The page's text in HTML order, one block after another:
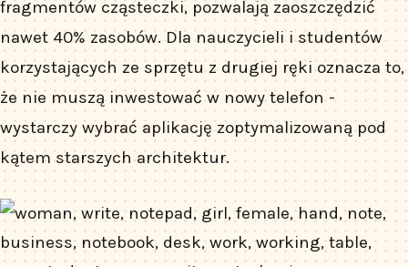
fragmentów cząsteczki, pozwalają zaoszczędzić
nawet 40% zasobów. Dla nauczycieli i studentów
korzystających ze sprzętu z drugiej ręki oznacza to,
że nie muszą inwestować w nowy telefon -
wystarczy wybrać aplikację zoptymalizowaną pod
kątem starszych architektur.